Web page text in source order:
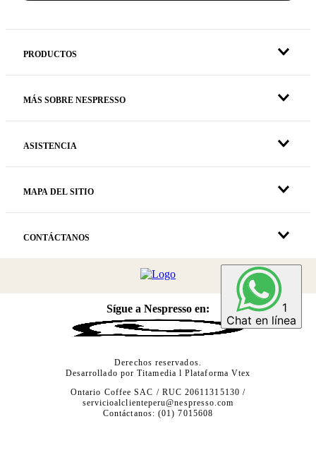
1
Chat en línea
PRODUCTOS
MÁS SOBRE NESPRESSO
ASISTENCIA
MAPA DEL SITIO
CONTÁCTANOS
Sígue a Nespresso en:
Derechos reservados.
Desarrollado porTitamedia l Plataforma Vtex
Ontario Coffee SAC / RUC 20611315130 /
servicioalclienteperu@nespresso.com
Contáctanos: (01) 7015608
1
Chat en línea